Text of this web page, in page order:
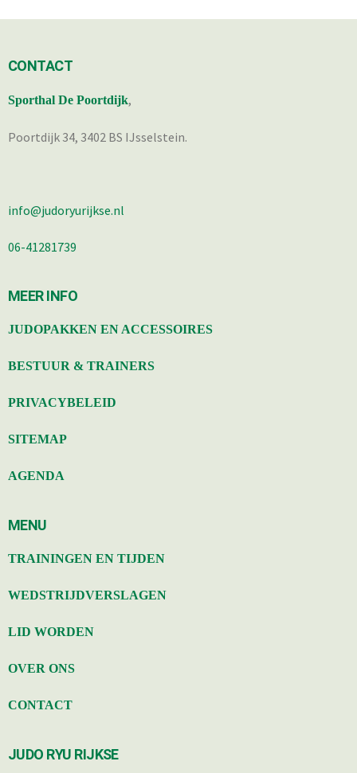
CONTACT
Sporthal De Poortdijk,
Poortdijk 34, 3402 BS IJsselstein.
info@judoryurijkse.nl
06-41281739
MEER INFO
JUDOPAKKEN EN ACCESSOIRES
BESTUUR & TRAINERS
PRIVACYBELEID
SITEMAP
AGENDA
MENU
TRAININGEN EN TIJDEN
WEDSTRIJDVERSLAGEN
LID WORDEN
OVER ONS
CONTACT
JUDO RYU RIJKSE